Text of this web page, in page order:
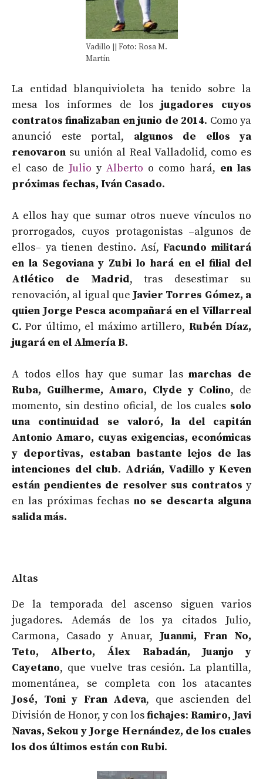
Vadillo || Foto: Rosa M.
Martín
La entidad blanquivioleta ha tenido sobre la
mesa los informes de los jugadores cuyos
contratos finalizaban en junio de 2014. Como ya
anunció este portal, algunos de ellos ya
renovaron su unión al Real Valladolid, como es
el caso de Julio y Alberto o como hará, en las
próximas fechas, Iván Casado.
A ellos hay que sumar otros nueve vínculos no
prorrogados, cuyos protagonistas –algunos de
ellos– ya tienen destino. Así, Facundo militará
en la Segoviana y Zubi lo hará en el filial del
Atlético de Madrid, tras desestimar su
renovación, al igual que Javier Torres Gómez, a
quien Jorge Pesca acompañará en el Villarreal
C. Por último, el máximo artillero, Rubén Díaz,
jugará en el Almería B.
A todos ellos hay que sumar lasmarchas de
Ruba, Guilherme, Amaro, Clyde y Colino, de
momento, sin destino oficial, de los cuales solo
una continuidad se valoró, la del capitán
Antonio Amaro, cuyas exigencias, económicas
y deportivas, estaban bastante lejos de las
intenciones del club. Adrián, Vadillo y Keven
están pendientes de resolver sus contratos y
en las próximas fechas no se descarta alguna
salida más.
Altas
De la temporada del ascenso siguen varios
jugadores. Además de los ya citados Julio,
Carmona, Casado y Anuar, Juanmi, Fran No,
Teto, Alberto, Álex Rabadán, Juanjo y
Cayetano, que vuelve tras cesión. La plantilla,
momentánea, se completa con los atacantes
José, Toni y Fran Adeva, que ascienden del
División de Honor, y con losfichajes: Ramiro, Javi
Navas, Sekou y Jorge Hernández, de los cuales
los dos últimos están con Rubi.